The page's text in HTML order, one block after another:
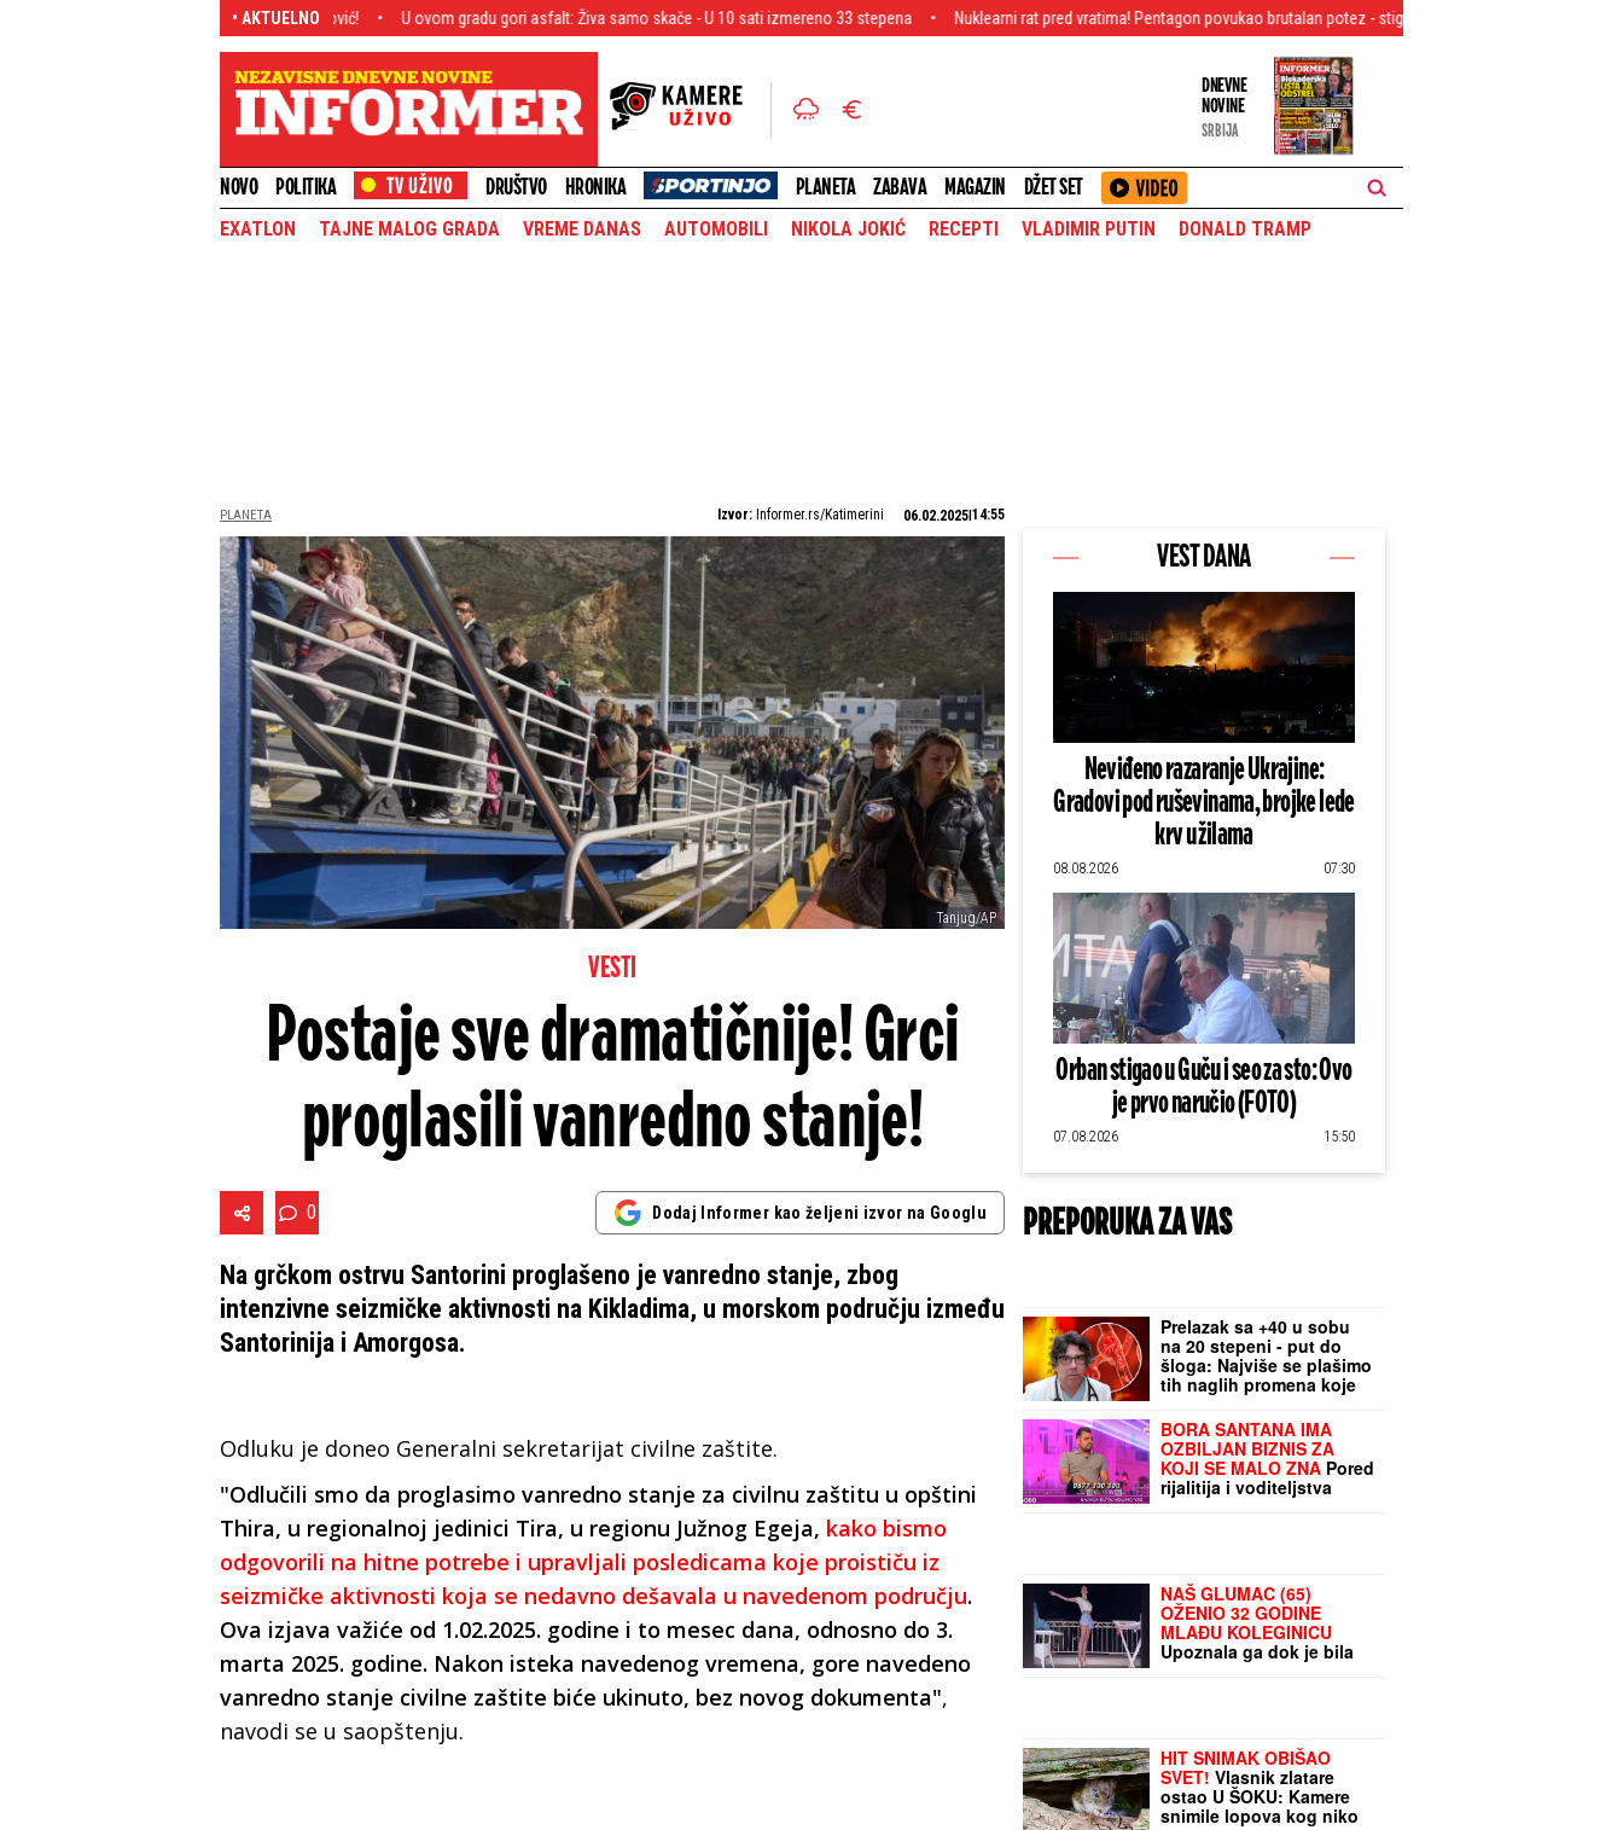
• AKTUELNO
U ovom gradu gori asfalt: Živa samo skače - U 10 sati izmereno 33 stepena Nuklearni rat pred vratima! Pentagon povukao brutalan potez - stiglo jezivo upozorenje
DNEVNE
NOVINE
SRBIJA
NOVO POLITIKA DRUŠTVO HRONIKA PLANETA ZABAVA MAGAZIN DŽET SET
EXATLON TAJNE MALOG GRADA VREME DANAS AUTOMOBILI NIKOLA JOKIĆ RECEPTI VLADIMIR PUTIN DONALD TRAMP
PLANETA Izvor: Informer.rs/Katimerini 06.02.2025 14:55
Tanjug/AP
VESTI
Postaje sve dramatičnije! Grci
proglasili vanredno stanje!
0 Dodaj Informer kao željeni izvor na Googlu
Na grčkom ostrvu Santorini proglašeno je vanredno stanje, zbog
intenzivne seizmičke aktivnosti na Kikladima, u morskom području između
Santorinija i Amorgosa.
Odluku je doneo Generalni sekretarijat civilne zaštite.
"Odlučili smo da proglasimo vanredno stanje za civilnu zaštitu u opštini
Thira, u regionalnoj jedinici Tira, u regionu Južnog Egeja, kako bismo
odgovorili na hitne potrebe i upravljali posledicama koje proističu iz
seizmičke aktivnosti koja se nedavno dešavala u navedenom području.
Ova izjava važiće od 1.02.2025. godine i to mesec dana, odnosno do 3.
marta 2025. godine. Nakon isteka navedenog vremena, gore navedeno
vanredno stanje civilne zaštite biće ukinuto, bez novog dokumenta",
navodi se u saopštenju.
VEST DANA
Neviđeno razaranje Ukrajine:
Gradovi pod ruševinama, brojke lede
krv u žilama
08.08.2026 07:30
Orban stigao u Guču i seo za sto: Ovo
je prvo naručio (FOTO)
07.08.2026 15:50
PREPORUKA ZA VAS
Prelazak sa +40 u sobu
na 20 stepeni - put do
šloga: Najviše se plašimo
tih naglih promena koje
kardiolog
BORA SANTANA IMA
OZBILJAN BIZNIS ZA
KOJI SE MALO ZNA Pored
rijalitija i voditeljstva
NAŠ GLUMAC (65)
OŽENIO 32 GODINE
MLAĐU KOLEGINICU
Upoznala ga dok je bila
HIT SNIMAK OBIŠAO
SVET! Vlasnik zlatare
ostao U ŠOKU: Kamere
snimile lopova kog niko